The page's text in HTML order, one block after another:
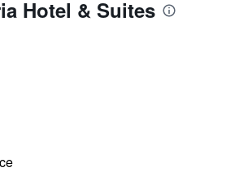
Hotel & Suites